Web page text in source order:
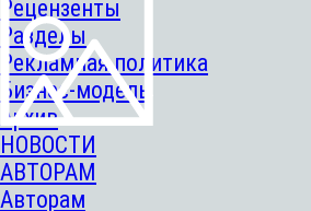
Рецензенты
Разделы
Рекламная политика
Бизнес-модель
Архив
НОВОСТИ
АВТОРАМ
Авторам